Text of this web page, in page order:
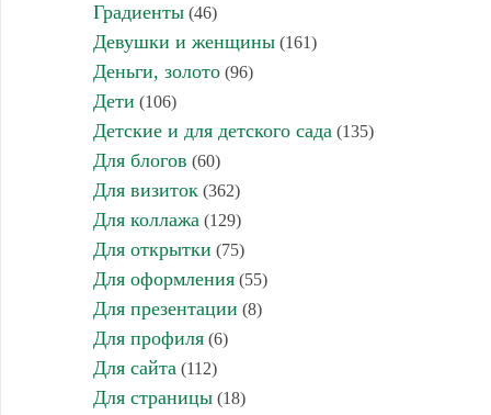
Градиенты(46)
Девушки и женщины(161)
Деньги, золото(96)
Дети (106)
Детские и для детского сада (135)
Для блогов (60)
Для визиток(362)
Для коллажа (129)
Для открытки (75)
Для оформления(55)
Для презентации (8)
Для профиля(6)
Для сайта (112)
Для страницы(18)